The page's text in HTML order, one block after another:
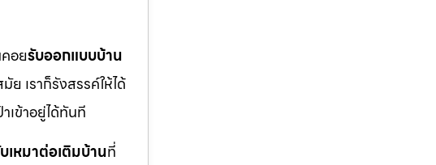
อยรับออกแบบบ้าน
เราก็รังสรรค์ให้ได้
ข้าอยู่ได้ทันที
เหมาต่อเติมบ้านที่